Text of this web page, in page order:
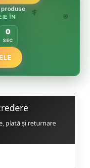
🏵️
ÎN
0
SEC
plată și returnare